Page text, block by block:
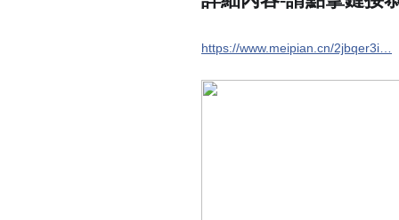
https://www.meipian.cn/2jbqer3i…